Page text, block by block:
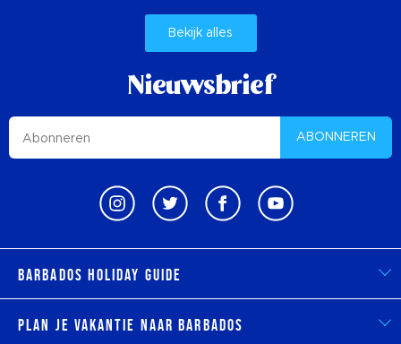
Bekijk alles
Nieuwsbrief
ABONNEREN
Barbados Holiday Guide
Plan je vakantie naar Barbados